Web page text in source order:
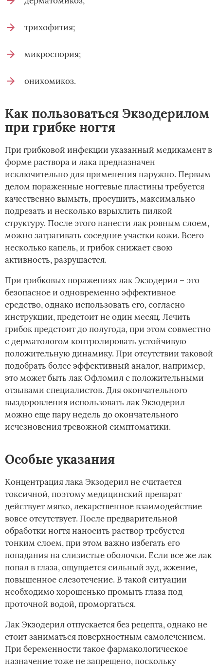
трихофития;
микроспория;
онихомикоз.
Как пользоваться Экзодерилом
при грибке ногтя
При грибковой инфекции указанный медикамент в
форме раствора и лака предназначен
исключительно для применения наружно. Первым
делом пораженные ногтевые пластины требуется
качественно вымыть, просушить, максимально
подрезать и несколько взрыхлить пилкой
структуру. После этого нанести лак ровным слоем,
можно затрагивать соседние участки кожи. Всего
несколько капель, и грибок снижает свою
активность, разрушается.
При грибковых поражениях лак Экзодерил – это
безопасное и одновременно эффективное
средство, однако использовать его, согласно
инструкции, предстоит не один месяц. Лечить
грибок предстоит до полугода, при этом совместно
с дерматологом контролировать устойчивую
положительную динамику. При отсутствии таковой
подобрать более эффективный аналог, например,
это может быть лак Офломил с положительными
отзывами специалистов. Для окончательного
выздоровления использовать лак Экзодерил
можно еще пару недель до окончательного
исчезновения тревожной симптоматики.
Особые указания
Концентрация лака Экзодерил не считается
токсичной, поэтому медицинский препарат
действует мягко, лекарственное взаимодействие
вовсе отсутствует. После предварительной
обработки ногтя наносить раствор требуется
тонким слоем, при этом важно избегать его
попадания на слизистые оболочки. Если все же лак
попал в глаза, ощущается сильный зуд, жжение,
повышенное слезотечение. В такой ситуации
необходимо хорошенько промыть глаза под
проточной водой, проморгаться.
Лак Экзодерил отпускается без рецепта, однако не
стоит заниматься поверхностным самолечением.
При беременности такое фармакологическое
назначение тоже не запрещено, поскольку